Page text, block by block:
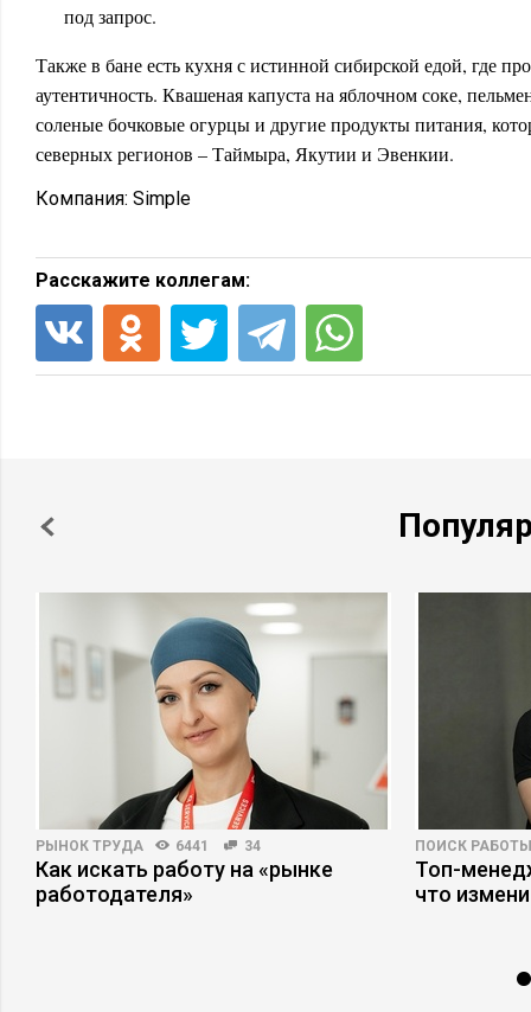
под запрос.
Также в бане есть кухня с истинной сибирской едой, где
аутентичность. Квашеная капуста на яблочном соке,
соленые бочковые огурцы и другие продукты питания,
северных регионов – Таймыра, Якутии и Эвенкии.
Компания: Simple
Расскажите коллегам:
РЫНОК ТРУДА 6441 34
Как искать работу на «рынке
работодателя»
ПОИСК РАБОТЫ
Топ-
что